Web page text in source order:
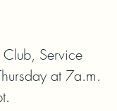
Service
at 7a.m.